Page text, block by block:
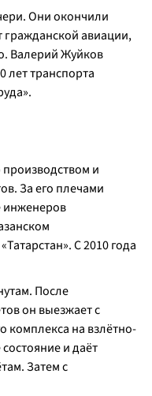
Они окончили
гражданской авиации,
Валерий Жуйков
лет транспорта
и
За его плечами
инженеров
С 2010 года
После
он выезжает с
комплекса на взлётно-
и даёт
Затем с